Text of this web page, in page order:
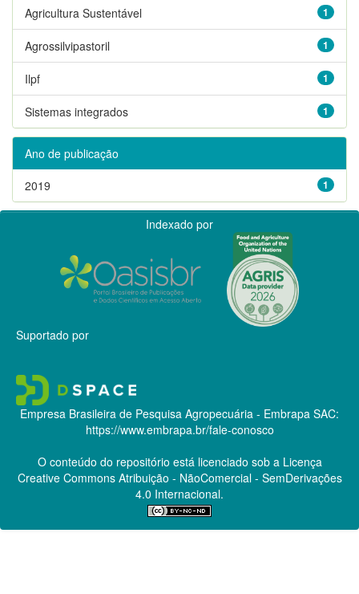
1
Agricultura Sustentável
1
Agrossilvipastoril
1
Ilpf
1
Sistemas integrados
Ano de publicação
1
2019
Indexado por
Suportado por
Empresa Brasileira de Pesquisa Agropecuária - Embrapa SAC:
https://www.embrapa.br/fale-conosco
O conteúdo do repositório está licenciado sob a Licença
Creative CommonsAtribuição - NãoComercial - SemDerivações
4.0 Internacional.